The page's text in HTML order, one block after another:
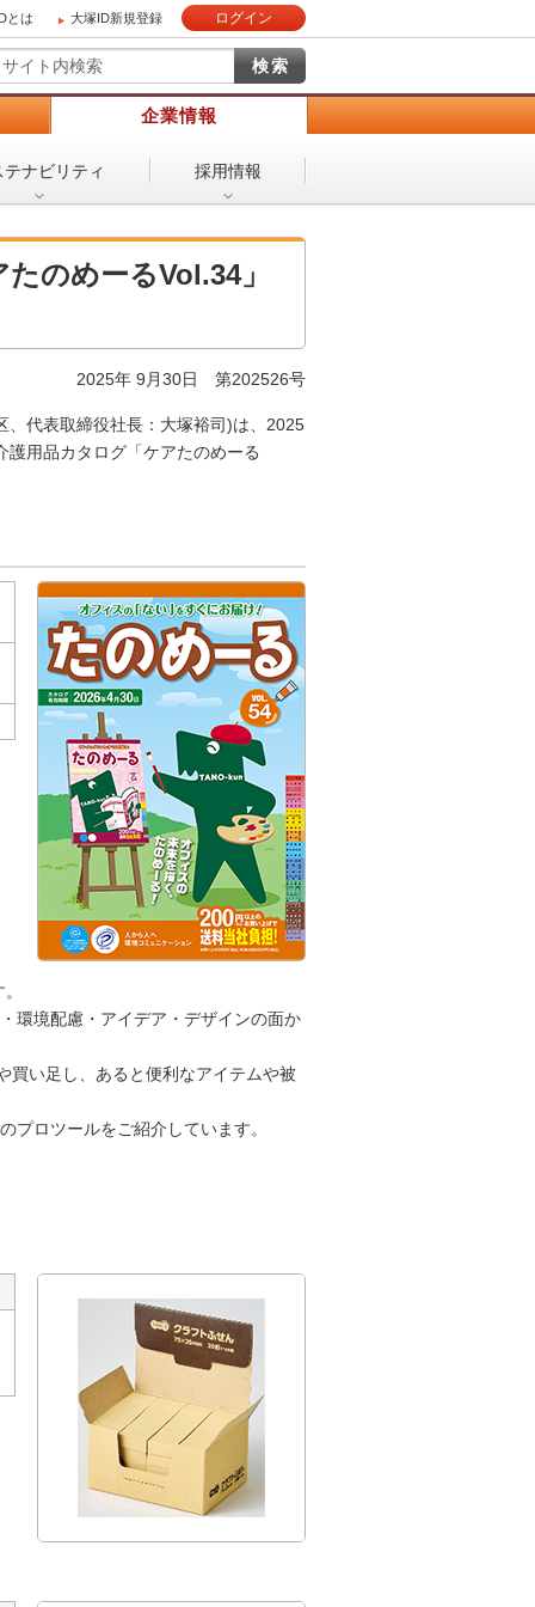
とは 大塚ID新規登録 ログイン
企業情報
テナビリティ 採用情報
のめーるVol.34」
2025年 9月30日 第202526号
、代表取締役社長：大塚裕司)は、2025
用品カタログ「ケアたのめーる
環境配慮・アイデア・デザインの面か
買い足し、あると便利なアイテムや被
プロツールをご紹介しています。